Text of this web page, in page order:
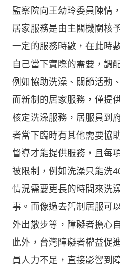
監察院向王幼玲委員陳情
居家服務是由主關機關核
一定的服務時數，在此時
自己當下實際的需要，調
例如協助洗澡、關節活動
而新制的居家服務，僅提
核定洗澡服務，居服員到
者當下臨時有其他需要協
督導才能提供服務，且每
被限制，例如洗澡只能洗
情況需要更長的時間來洗
事。而像過去舊制居服可
外出散步等，障礙者擔心
此外，台灣障礙者權益促
員人力不足，直接影響到